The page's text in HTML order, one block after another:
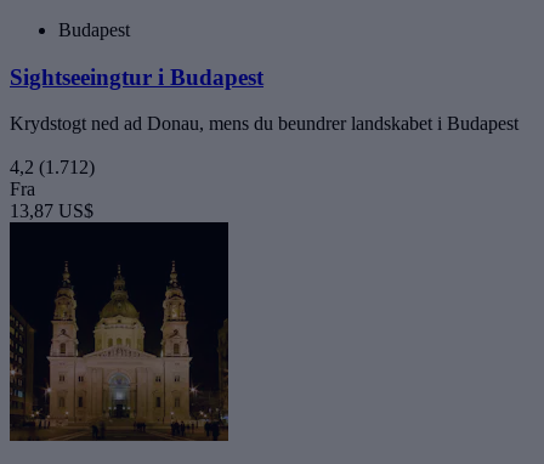
Budapest
Sightseeingtur i Budapest
Krydstogt ned ad Donau, mens du beundrer landskabet i Budapest
4,2 (1.712)
Fra
13,87 US$